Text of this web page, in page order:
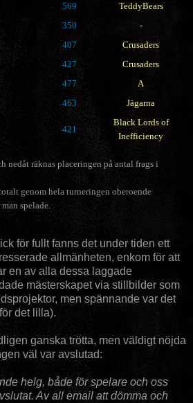
569
TeddyBears
350
-
407
Crusaders
427
Crusaders
477
A
463 Jägarna
421
Black Lords of
Inefficiency
nedåt räknas placeringen på antal frags i
genom hela turneringen oberoende
spelade.
för fullt fanns det under tiden ett
allmänheten, enkom för att
en av alla dessa laggade
mästerskapet via stillbilder som
men spännande var det
det lilla).
ganska trötta, men väldigt nöjda
väl var avslutad:
helg, både för spelare och oss
Av all email att dömma och